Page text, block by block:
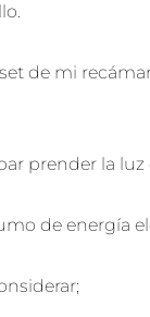
de mi
prender la luz
de energía